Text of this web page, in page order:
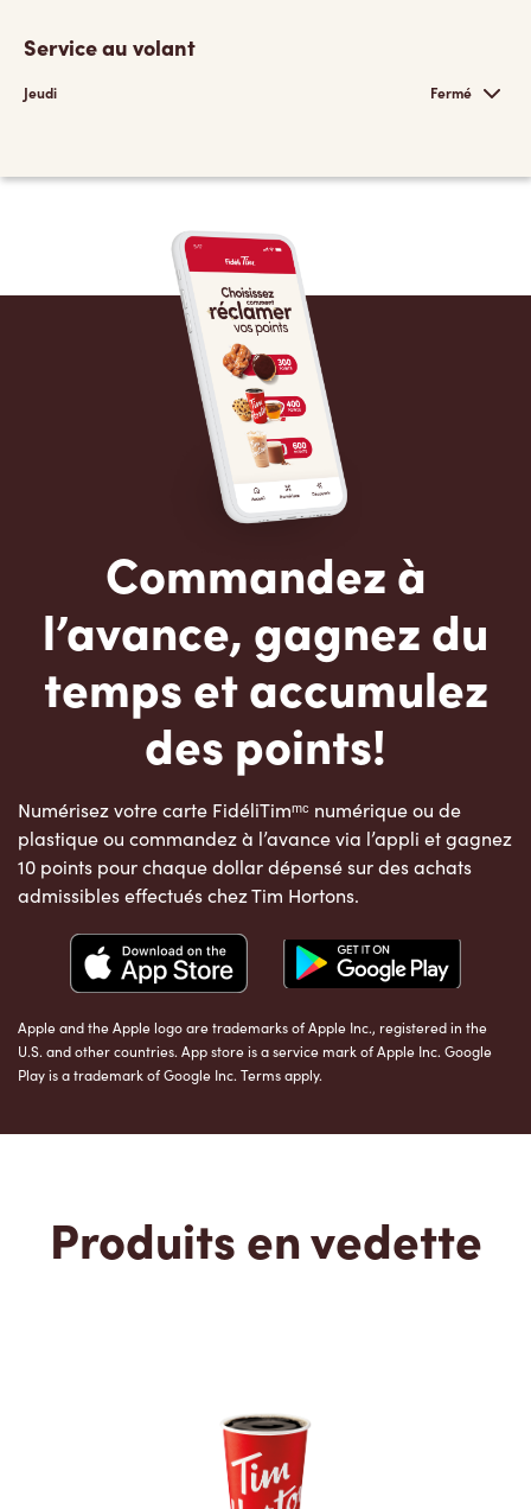
Service au volant
Jeudi Fermé
Commandez à
l’avance, gagnez du
temps et accumulez
des points!
Numérisez votre carte FidéliTimᵐᶜ numérique ou de
plastique ou commandez à l’avance via l’appli et gagnez
10 points pour chaque dollar dépensé sur des achats
admissibles effectués chez Tim Hortons.
Apple and the Apple logo are trademarks of Apple Inc., registered in the
U.S. and other countries. App store is a service mark of Apple Inc. Google
Play is a trademark of Google Inc. Terms apply.
Produits en vedette